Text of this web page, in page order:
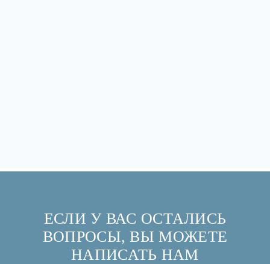
ЕСЛИ У ВАС ОСТАЛИСЬ
ВОПРОСЫ, ВЫ МОЖЕТЕ
НАПИСАТЬ НАМ